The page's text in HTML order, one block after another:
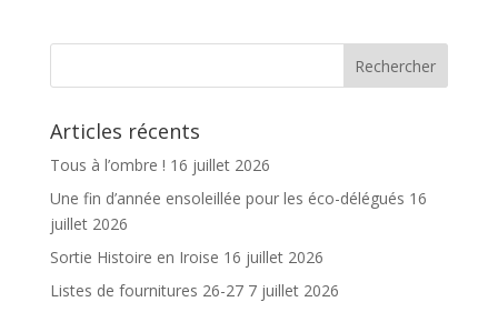
b
k
er l g
Articles récents
Tous à l’ombre ! 16 juillet 2026
Une fin d’année ensoleillée pour les éco-délégués 16
juillet 2026
Sortie Histoire en Iroise 16 juillet 2026
Listes de fournitures 26-27 7 juillet 2026